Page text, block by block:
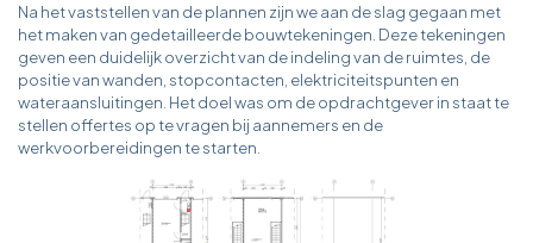
Na het vaststellen van de plannen zijn we aan de slag gegaan met
het maken van gedetailleerde bouwtekeningen. Deze tekeningen
geven een duidelijk overzicht van de indeling van de ruimtes, de
positie van wanden, stopcontacten, elektriciteitspunten en
wateraansluitingen. Het doel was om de opdrachtgever in staat te
stellen offertes op te vragen bij aannemers en de
werkvoorbereidingen te starten.